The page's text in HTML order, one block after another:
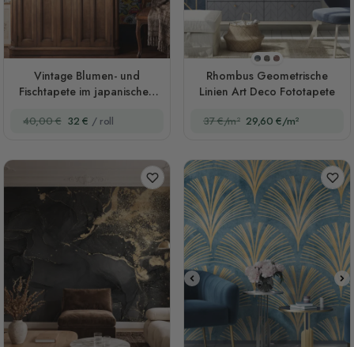
Vintage Blumen- und
Fischtapete im japanischen
Hintergrund
40,00 € 32 € / roll
Stil 1
Stil 2
Stil 3
Rhombus Geometrische
Linien Art Deco Fototapete
37 €/m² 29,60 €/m²